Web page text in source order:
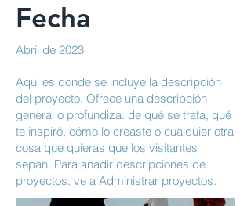
Fecha
Abril de 2023
Aquí es donde se incluye la descripción
del proyecto. Ofrece una descripción
general o profundiza: de qué se trata, qué
te inspiró, cómo lo creaste o cualquier otra
cosa que quieras que los visitantes
sepan. Para añadir descripciones de
proyectos, ve a Administrar proyectos.